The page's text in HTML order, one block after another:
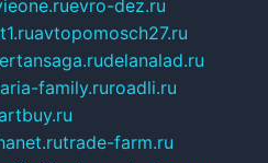
evro-dez.ru
avtopomosch27.ru
delanalad.ru
aria-family.ruroadli.ru
trade-farm.ru